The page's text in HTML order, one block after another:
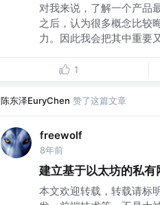
对我来说，了解一个产品
之后，认为很多概念比较
力。因此我会把其中重要
1
陈东泽EuryChen 赞了这篇文章
freewolf
8年前
建立基于以太坊的私有
本文欢迎转载，转载请标